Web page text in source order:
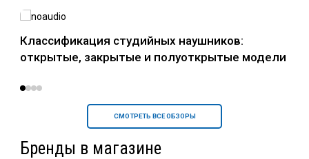
Классификация студийных наушников:
открытые, закрытые и полуоткрытые модели
СМОТРЕТЬ ВСЕ ОБЗОРЫ
Бренды в магазине